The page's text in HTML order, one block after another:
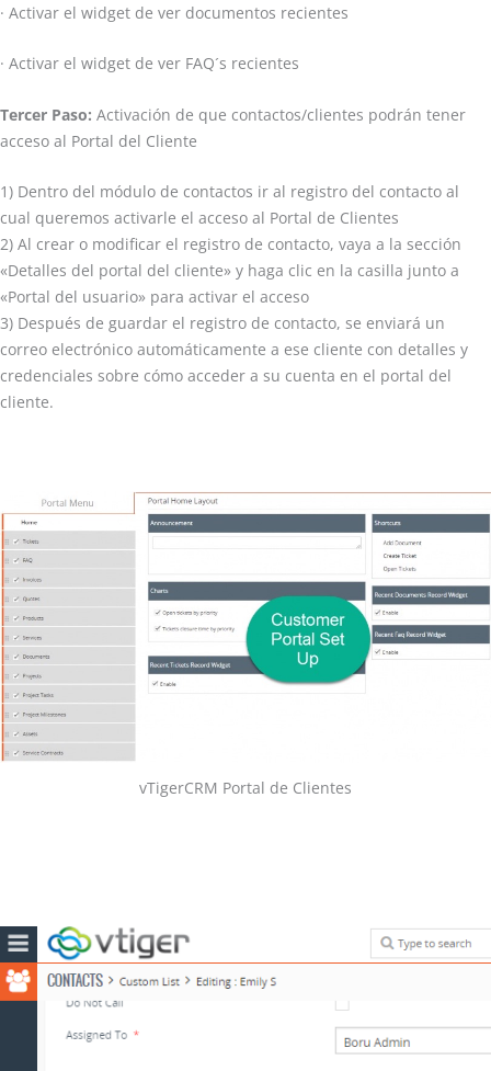
· Activar el widget de ver documentos recientes
· Activar el widget de ver FAQ´s recientes
Tercer Paso: Activación de que contactos/clientes podrán tener
acceso al Portal del Cliente
1) Dentro del módulo de contactos ir al registro del contacto al
cual queremos activarle el acceso al Portal de Clientes
2) Al crear o modificar el registro de contacto, vaya a la sección
«Detalles del portal del cliente» y haga clic en la casilla junto a
«Portal del usuario» para activar el acceso
3) Después de guardar el registro de contacto, se enviará un
correo electrónico automáticamente a ese cliente con detalles y
credenciales sobre cómo acceder a su cuenta en el portal del
cliente.
vTigerCRM Portal de Clientes